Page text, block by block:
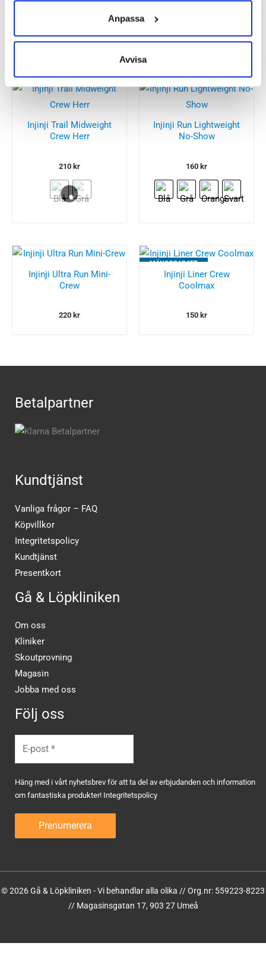
Anpassa
Avvisa
Andra köpte också...
Injinji Trail Midweight
Crew Herr
210 kr
Injinji Run Lightweight
No-Show
160 kr
Injinji Ultra Run Mini-
Crew
220 kr
MÄNGDRABATT
Injinji Liner Crew
Coolmax
150 kr
Betalpartner
Kundtjänst
Vanliga frågor – FAQ
Köpvillkor
Integritetspolicy
Kundtjänst
Presentkort
Gå & Löpkliniken
Om oss
Kliniker
Skoutprovning
Magasin
Jobba med oss
Följ oss
Häng med i vårt nyhetsbrev för att ta del av erbjudanden och information
om fantastiska produkter! Integritetspolicy
© 2026 Gå & Löpkliniken - Vi behandlar alla olika // Org.nr: 559223-8223
// Magasinsgatan 17, 903 27 Umeå